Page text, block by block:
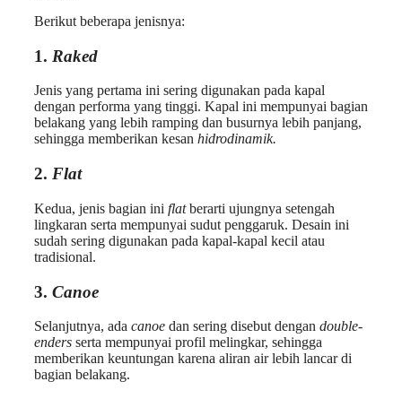
Berikut beberapa jenisnya:
1. Raked
Jenis yang pertama ini sering digunakan pada kapal
dengan performa yang tinggi. Kapal ini mempunyai bagian
belakang yang lebih ramping dan busurnya lebih panjang,
sehingga memberikan kesan hidrodinamik.
2. Flat
Kedua, jenis bagian ini flatberarti ujungnya setengah
lingkaran serta mempunyai sudut penggaruk. Desain ini
sudah sering digunakan pada kapal-kapal kecil atau
tradisional.
3. Canoe
Selanjutnya, ada canoe dan sering disebut dengan double-
enders serta mempunyai profil melingkar, sehingga
memberikan keuntungan karena aliran air lebih lancar di
bagian belakang.